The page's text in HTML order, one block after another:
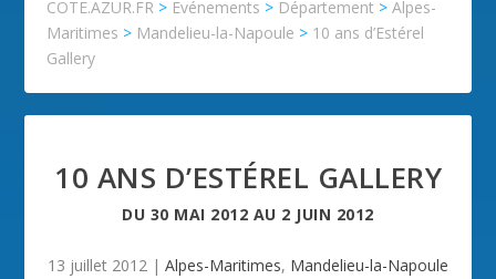
COTE.AZUR.FR > Evénements > Département >Alpes-
Maritimes > Mandelieu-la-Napoule > 10 ans d’Estérel
Gallery
10 ANS D’ESTÉREL GALLERY
DU 30 MAI 2012 AU 2 JUIN 2012
13 juillet 2012 | Alpes-Maritimes, Mandelieu-la-Napoule